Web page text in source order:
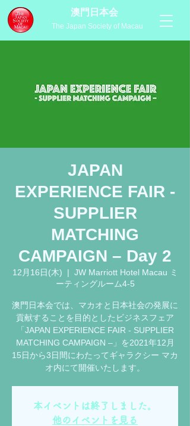
澳門日本会
The Japan Society of Macau
JAPAN
EXPERIENCE FAIR -
SUPPLIER
MATCHING
CAMPAIGN – Day 2
12月16日(木)
  |
JW Marriott Hotel Macau ミ
ーティングルーム4-5
澳門日本会では、マカオと日本社会の発展に
貢献することを目的としたビジネスフェア
「JAPAN EXPERIENCE FAIR - SUPPLIER
MATCHING CAMPAIGN –」を2021年12月
15日から3日間にわたってギャラクシー マカ
オ内にて開催いたします。
本イベントは終了しました。
他のイベントを見る